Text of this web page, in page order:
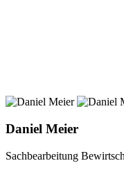
Daniel Meier
Sachbearbeitung